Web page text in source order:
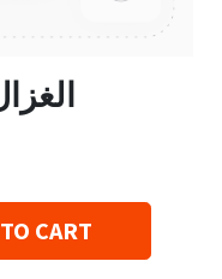
الغزال
CART